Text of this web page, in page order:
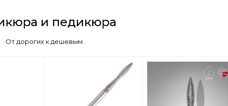
и педикюра
От дорогих к дешевым